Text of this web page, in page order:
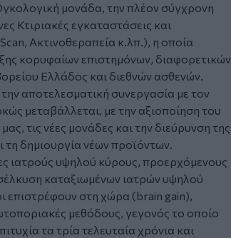
μονάδα, την πλέον σύγχρονη
Κτιριακές εγκαταστάσεις και
Ακτινοθεραπεία κ.λπ.), η οποία
κορυφαίων επιστημόνων, διαφορετικών
Ελλάδος και διεθνών ασθενών.
αποτελεσματική συνεργασία με τον
μεταβάλλεται, με την αξιοποίηση του
τις νέες μονάδες και την διεύρυνση της
τη δημιουργία νέων προϊόντων.
ιατρούς υψηλού κύρους, προερχόμενους
καταξιωμένων ιατρών υψηλού
επιστρέφουν στη χώρα (brain gain),
μεθόδους, γεγονός το οποίο
τα τρία τελευταία χρόνια και